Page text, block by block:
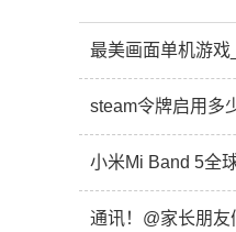
最美画面单机游
steam令牌启用多
小米Mi Band 5全
通讯！@家长朋友